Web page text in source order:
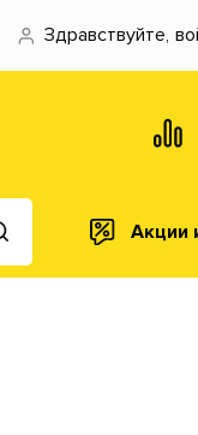
Здравствуйте,
Акции